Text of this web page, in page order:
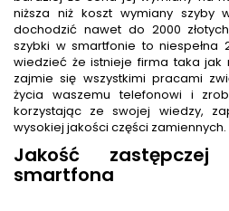
niższa niż koszt wymiany szyby
dochodzić nawet do 2000
szybki w smartfonie to niespełna
wiedzieć że istnieje firma taka jak
zajmie się wszystkimi pracami
życia waszemu telefonowi i
korzystając ze swojej wiedzy,
wysokiej jakości części zamiennych.
Jakość
smartfona